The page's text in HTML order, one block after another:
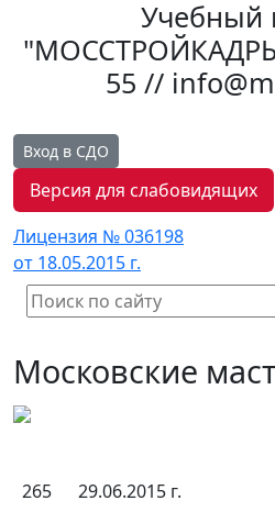
Учебный
55 //
Вход в СДО
Версия для слабовидящих
Лицензия № 036198
от 18.05.2015 г.
Московские
265 29.06.2015 г.